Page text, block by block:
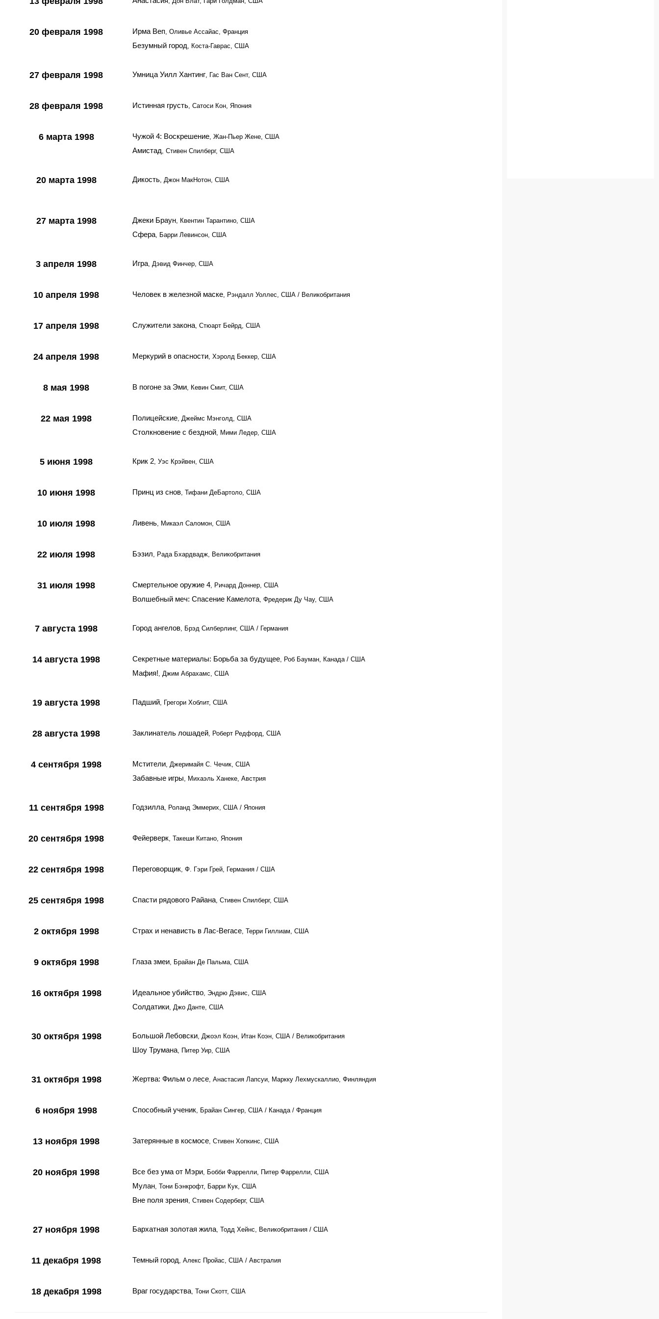
20 февраля 1998 Ирма Веп, Оливье Ассайас, Франция
Безумный город, Коста-Гаврас, США
27 февраля 1998 Умница Уилл Хантинг, Гас Ван Сент, США
28 февраля 1998 Истинная грусть, Сатоси Кон, Япония
6 марта 1998 Чужой 4: Воскрешение, Жан-Пьер Жене, США
Амистад, Стивен Спилберг, США
20 марта 1998 Дикость, Джон МакНотон, США
27 марта 1998 Джеки Браун, Квентин Тарантино, США
Сфера, Барри Левинсон, США
3 апреля 1998 Игра, Дэвид Финчер, США
10 апреля 1998 Человек в железной маске, Рэндалл Уоллес, США / Великобритания
17 апреля 1998 Служители закона, Стюарт Бейрд, США
24 апреля 1998 Меркурий в опасности, Хэролд Беккер, США
8 мая 1998 В погоне за Эми, Кевин Смит, США
22 мая 1998 Полицейские, Джеймс Мэнголд, США
Столкновение с бездной, Мими Ледер, США
5 июня 1998 Крик 2, Уэс Крэйвен, США
10 июня 1998 Принц из снов, Тифани ДеБартоло, США
10 июля 1998 Ливень, Микаэл Саломон, США
22 июля 1998 Бэзил, Рада Бхардвадж, Великобритания
31 июля 1998 Смертельное оружие 4, Ричард Доннер, США
Волшебный меч: Спасение Камелота, Фредерик Ду Чау, США
7 августа 1998 Город ангелов, Брэд Силберлинг, США / Германия
14 августа 1998 Секретные материалы: Борьба за будущее, Роб Бауман, Канада / США
Мафия!, Джим Абрахамс, США
19 августа 1998 Падший, Грегори Хоблит, США
28 августа 1998 Заклинатель лошадей, Роберт Редфорд, США
4 сентября 1998 Мстители, Джеримайя С. Чечик, США
Забавные игры, Михаэль Ханеке, Австрия
11 сентября 1998 Годзилла, Роланд Эммерих, США / Япония
20 сентября 1998 Фейерверк, Такеши Китано, Япония
22 сентября 1998 Переговорщик, Ф. Гэри Грей, Германия / США
25 сентября 1998 Спасти рядового Райана, Стивен Спилберг, США
2 октября 1998 Страх и ненависть в Лас-Вегасе, Терри Гиллиам, США
9 октября 1998 Глаза змеи, Брайан Де Пальма, США
16 октября 1998 Идеальное убийство, Эндрю Дэвис, США
Солдатики, Джо Данте, США
30 октября 1998 Большой Лебовски, Джоэл Коэн, Итан Коэн, США / Великобритания
Шоу Трумана, Питер Уир, США
31 октября 1998 Жертва: Фильм о лесе, Анастасия Лапсуи, Маркку Лехмускаллио, Финляндия
6 ноября 1998 Способный ученик, Брайан Сингер, США / Канада / Франция
13 ноября 1998 Затерянные в космосе, Стивен Хопкинс, США
20 ноября 1998 Все без ума от Мэри, Бобби Фаррелли, Питер Фаррелли, США
Мулан, Тони Бэнкрофт, Барри Кук, США
Вне поля зрения, Стивен Содерберг, США
27 ноября 1998 Бархатная золотая жила, Тодд Хейнс, Великобритания / США
11 декабря 1998 Темный город, Алекс Пройас, США / Австралия
18 декабря 1998 Враг государства, Тони Скотт, США